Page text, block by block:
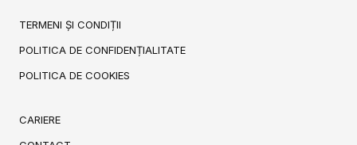
TERMENI ȘI CONDIȚII
POLITICA DE CONFIDENȚIALITATE
POLITICA DE COOKIES
CARIERE